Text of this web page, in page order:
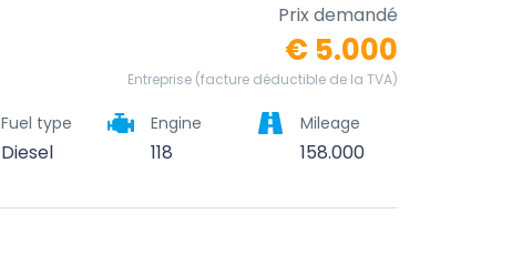
Prix demandé
€ 5.000
Entreprise (facture déductible de la TVA)
Fuel type
Diesel
Engine
118
Mileage
158.000